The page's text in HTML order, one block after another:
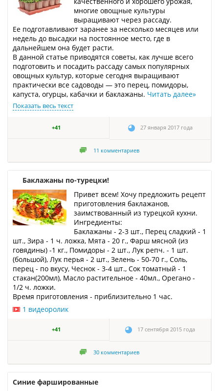
многие овощные культуры
выращивают через рассаду.
Ее подготавливают заранее за несколько месяцев или
недель до высадки на постоянное место, где в
дальнейшем она будет расти.
В данной статье приводятся советы, как лучше всего
подготовить и посадить рассаду самых популярных
овощных культур, которые сегодня выращивают
практически все садоводы — это перец, помидоры,
капуста, огурцы, кабачки и баклажаны. Читать далее»
Показать весь текст
+41 27 января 2017 года
11 комментариев
Баклажаны по-турецки!
Привет всем! Хочу предложить рецепт
приготовления баклажанов,
заимствованный из турецкой кухни.
Ингредиенты:
Баклажаны - 2-3 шт., Перец сладкий - 1
шт., Зира - 1 ч. ложка, Мята - 20 г., Фарш мясной (из
говядины) -1 кг., Помидоры - 2 шт., Лук репч. - 1 шт.
(большой), Лук перья - 2 шт., Зелень - 50-70 г., Соль,
перец - по вкусу, Чеснок - 3-4 шт., Сок томатный - 1
стакан(200мл), Масло растительное - 40мл., Орегано -
1/2 ч. ложки.
Время приготовления - приблизительно 1 час.
1 видеоролик
+41 17 сентября 2015 года
30 комментариев
Синие фаршированные